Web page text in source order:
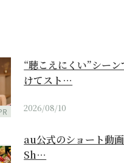
“聴こえにくい”シー
けてスト…
2026/08/10
au公式のショート動
Sh…